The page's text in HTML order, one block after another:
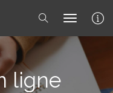
toggle
ligne